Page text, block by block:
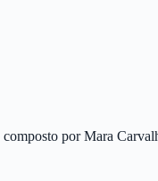
por Mara